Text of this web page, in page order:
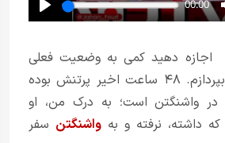
دهید کمی به وضعیت فعلی
بپردازم. ۴۸ ساعت اخیر پرتنش بوده
واشنگتن است؛ به درک من، او
داشته، نرفته و به واشنگتن سفر